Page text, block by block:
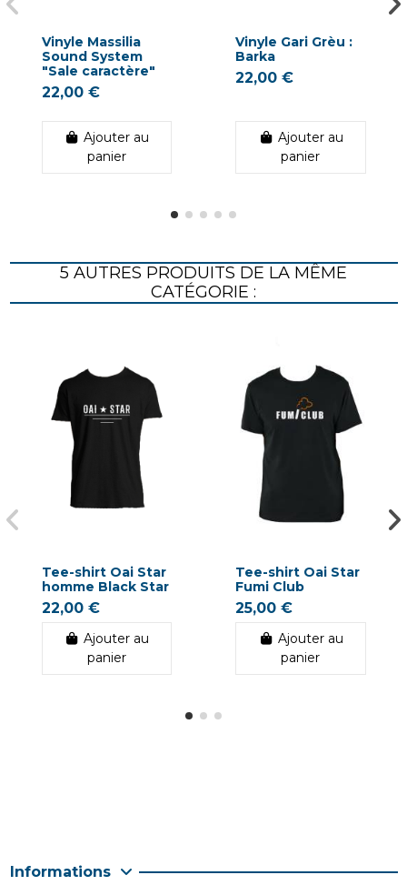
Vinyle Massilia
Sound System
"Sale caractère"
22,00 €
Ajouter au
panier
Vinyle Gari Grèu :
Barka
22,00 €
Ajouter au
panier
5 AUTRES PRODUITS DE LA MÊME
CATÉGORIE :
Tee-shirt Oai Star
homme Black Star
22,00 €
Ajouter au
panier
Tee-shirt Oai Star
Fumi Club
25,00 €
Ajouter au
panier
Informations